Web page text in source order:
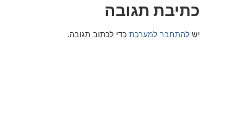
תגובה
למערכתכדי לכתוב תגובה.